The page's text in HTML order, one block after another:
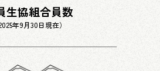
コン 染矢明日香さん インタ
生協組合員数
2025年9月30日現在）